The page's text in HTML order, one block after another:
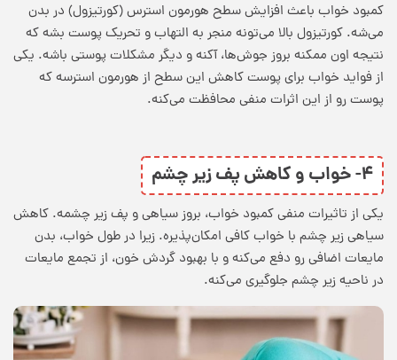
کمبود خواب باعث افزایش سطح هورمون استرس (کورتیزول) در بدن
می‌شه. کورتیزول بالا می‌تونه منجر به التهاب و تحریک پوست بشه که
نتیجه اون ممکنه بروز جوش‌ها، آکنه و دیگر مشکلات پوستی باشه. یکی
ازفواید خواب برای پوستکاهش این سطح از هورمون استرسه که
پوست رو از این اثرات منفی محافظت می‌کنه.
۴- خواب و کاهش پف زیر چشم
یکی از تاثیرات منفی کمبود خواب، بروز سیاهی و پف زیر چشمه. کاهش
سیاهی زیر چشم با خواب کافی امکان‌پذیره. زیرا در طول خواب، بدن
مایعات اضافی رو دفع می‌کنه و با بهبود گردش خون، از تجمع مایعات
در ناحیه زیر چشم جلوگیری می‌کنه.